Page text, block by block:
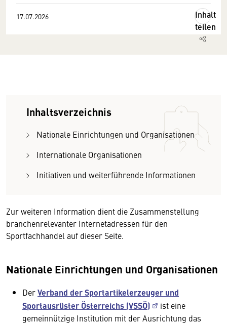
17.07.2026
Inhalt
teilen
Inhaltsverzeichnis
Nationale Einrichtungen und Organisationen
Internationale Organisationen
Initiativen und weiterführende Informationen
Zur weiteren Information dient die Zusammenstellung
branchenrelevanter Internetadressen für den
Sportfachhandel auf dieser Seite.
Nationale Einrichtungen und Organisationen
DerVerband der Sportartikelerzeuger und
Sportausrüster Österreichs (VSSÖ)
ist eine
gemeinnützige Institution mit der Ausrichtung das